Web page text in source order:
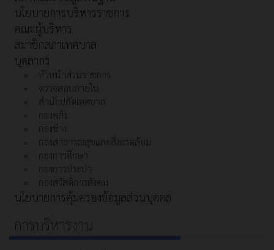
นโยบายการบริหารราชการ
คณะผู้บริหาร
สมาชิกสภาเทศบาล
บุคลากร
หัวหน้าส่วนราชการ
ตรวจสอบภายใน
สำนักปลัดเทศบาล
กองคลัง
กองช่าง
กองสาธารณสุขและสิ่งแวดล้อม
กองการศึกษา
กองการประปา
กองสวัสดิการสังคม
นโยบายการคุ้มครองข้อมูลส่วนบุคคล
การบริหารงาน